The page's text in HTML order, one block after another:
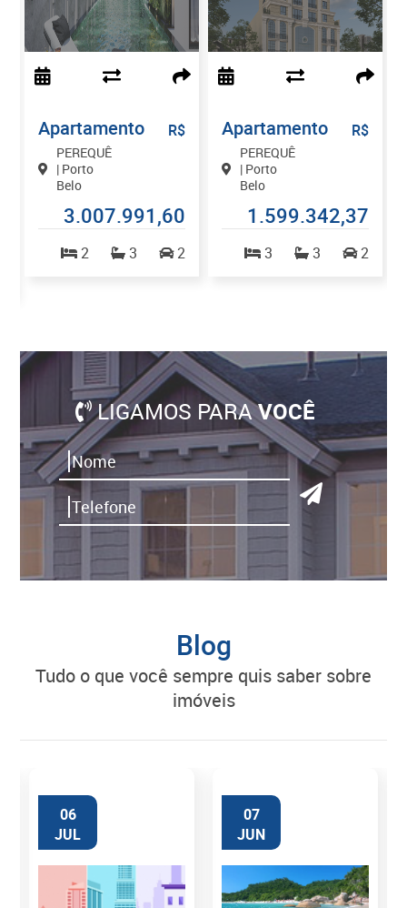
Apartamento
PEREQUÊ
| Porto
Belo
R$
3.007.991,60
2 3 2
Apartamento
PEREQUÊ
| Porto
Belo
R$
1.599.342,37
3 3
2
LIGAMOS PARAVOCÊ
Blog
tudo o que você sempre quis saber sobre
imóveis
06
JUL
07
JUN